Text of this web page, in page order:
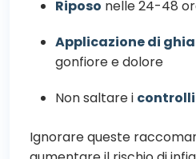
Riposo nelle 24-48
Applicazione di
gonfiore e dolore
Non saltare i
Ignorare queste